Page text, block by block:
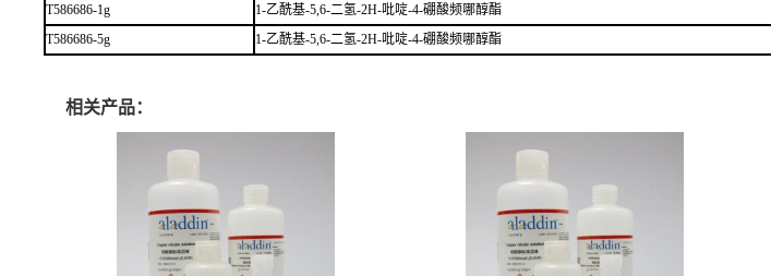
T586686-1g
1-乙酰基-5,6-二氢-2H-吡啶-4-硼酸频哪醇酯
T586686-5g
1-乙酰基-5,6-二氢-2H-吡啶-4-硼酸频哪醇酯
相关产品：